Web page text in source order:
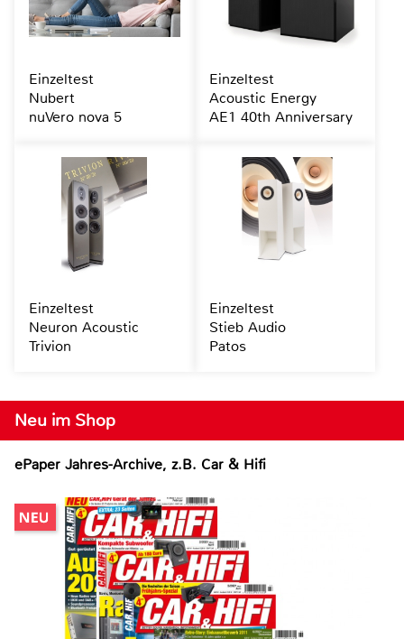
Neu im Shop
ePaper Jahres-Archive, z.B. Car & Hifi
Einzeltest
Nubert
nuVero nova 5
Einzeltest
Acoustic Energy
AE1 40th Anniversary
Einzeltest
Neuron Acoustic
Trivion
Einzeltest
Stieb Audio
Patos